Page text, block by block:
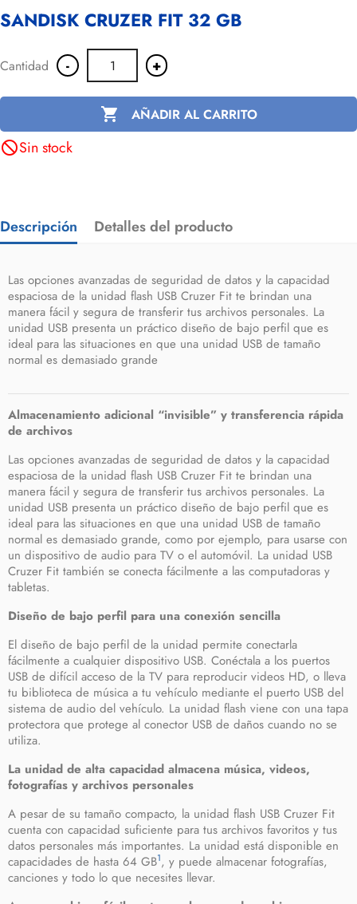
SANDISK CRUZER FIT 32 GB
Cantidad - +
 AÑADIR AL CARRITO
not_interestedSin stock
Descripción Detalles del producto
Las opciones avanzadas de seguridad de datos y la capacidad
espaciosa de la unidad flash USB Cruzer Fit te brindan una
manera fácil y segura de transferir tus archivos personales. La
unidad USB presenta un práctico diseño de bajo perfil que es
ideal para las situaciones en que una unidad USB de tamaño
normal es demasiado grande
Almacenamiento adicional “invisible” y transferencia rápida
de archivos
Las opciones avanzadas de seguridad de datos y la capacidad
espaciosa de la unidad flash USB Cruzer Fit te brindan una
manera fácil y segura de transferir tus archivos personales. La
unidad USB presenta un práctico diseño de bajo perfil que es
ideal para las situaciones en que una unidad USB de tamaño
normal es demasiado grande, como por ejemplo, para usarse con
un dispositivo de audio para TV o el automóvil. La unidad USB
Cruzer Fit también se conecta fácilmente a las computadoras y
tabletas.
Diseño de bajo perfil para una conexión sencilla
El diseño de bajo perfil de la unidad permite conectarla
fácilmente a cualquier dispositivo USB. Conéctala a los puertos
USB de difícil acceso de la TV para reproducir videos HD, o lleva
tu biblioteca de música a tu vehículo mediante el puerto USB del
sistema de audio del vehículo. La unidad flash viene con una tapa
protectora que protege al conector USB de daños cuando no se
utiliza.
La unidad de alta capacidad almacena música, videos,
fotografías y archivos personales
A pesar de su tamaño compacto, la unidad flash USB Cruzer Fit
cuenta con capacidad suficiente para tus archivos favoritos y tus
datos personales más importantes. La unidad está disponible en
capacidades de hasta 64 GB1, y puede almacenar fotografías,
canciones y todo lo que necesites llevar.